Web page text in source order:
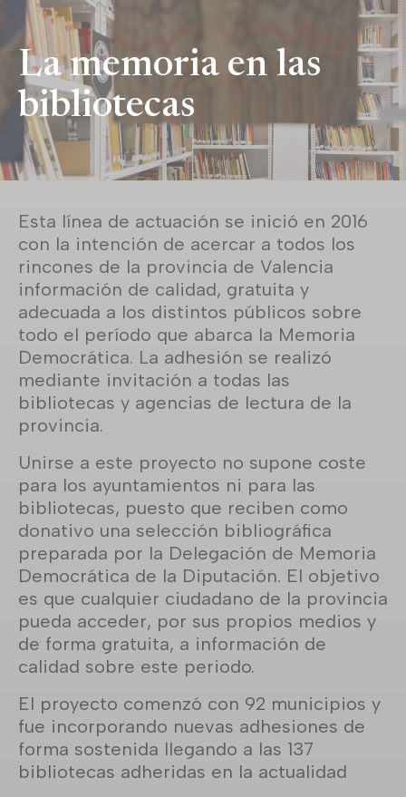
La memoria en las
bibliotecas
Esta línea de actuación se inició en 2016
con la intención de acercar a todos los
rincones de la provincia de Valencia
información de calidad, gratuita y
adecuada a los distintos públicos sobre
todo el período que abarca la Memoria
Democrática. La adhesión se realizó
mediante invitación a todas las
bibliotecas y agencias de lectura de la
provincia.
Unirse a este proyecto no supone coste
para los ayuntamientos ni para las
bibliotecas, puesto que reciben como
donativo una selección bibliográfica
preparada por la Delegación de Memoria
Democrática de la Diputación. El objetivo
es que cualquier ciudadano de la provincia
pueda acceder, por sus propios medios y
de forma gratuita, a información de
calidad sobre este periodo.
El proyecto comenzó con 92 municipios y
fue incorporando nuevas adhesiones de
forma sostenida llegando a las 137
bibliotecas adheridas en la actualidad